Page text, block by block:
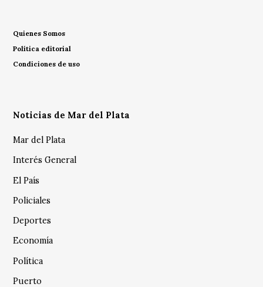
Quienes Somos
Política editorial
Condiciones de uso
Noticias de Mar del Plata
Mar del Plata
Interés General
El País
Policiales
Deportes
Economía
Política
Puerto